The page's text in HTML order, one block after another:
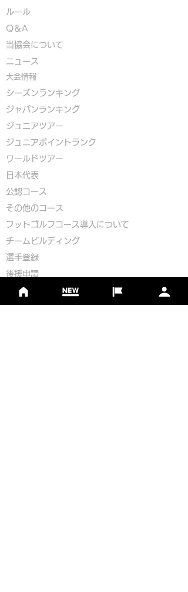
ルール
Q＆A
​当協会について
​ニュース
大会情報
シーズンランキング
ジャパンランキング
ジュニアツアー
ジュニアポイントランク
​ワールドツアー
​​日本代表
公認コース
​その他のコース
​ フットゴルフコース導入について
​チームビルディング
選手登録​
​後援申請
​イベント依頼
プライバシーポリシー